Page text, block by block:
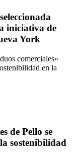
iniciativa de
York
comerciales»
en la
de Pello se
sostenibilidad